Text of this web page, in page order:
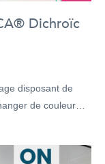
Dichroïc
disposant de
de couleur…